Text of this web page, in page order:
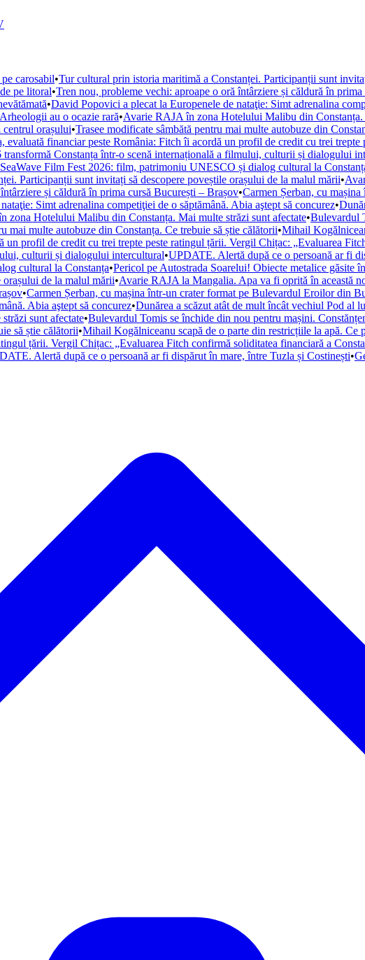
carosabil•Tur cultural prin istoria maritimă a Constanței. Participanții sunt
pe litoral•Tren nou, probleme vechi: aproape o oră întârziere și căldură în
•David Popovici a plecat la Europenele de nataţie: Simt adrenalina
au o ocazie rară•Avarie RAJA în zona Hotelului Malibu din Constanța.
orașului•Trasee modificate sâmbătă pentru mai multe autobuze din
evaluată financiar peste România: Fitch îi acordă un profil de credit cu trei
transformă Constanța într-o scenă internațională a filmului, culturii și dialogului
Film Fest 2026: film, patrimoniu UNESCO și dialog cultural la
Participanții sunt invitați să descopere poveștile orașului de la malul mării•
și căldură în prima cursă București – Brașov•Carmen Șerban, cu
Simt adrenalina competiţiei de o săptămână. Abia aştept să concurez•
zona Hotelului Malibu din Constanța. Mai multe străzi sunt afectate•Bulevardul
mai multe autobuze din Constanța. Ce trebuie să știe călătorii•Mihail
un profil de credit cu trei trepte peste ratingul țării. Vergil Chițac: „Evaluarea
culturii și dialogului intercultural•UPDATE. Alertă după ce o persoană ar fi
cultural la Constanța•Pericol pe Autostrada Soarelui! Obiecte metalice găsite
orașului de la malul mării•Avarie RAJA la Mangalia. Apa va fi oprită în această
•Carmen Șerban, cu mașina într-un crater format pe Bulevardul Eroilor din
Abia aştept să concurez•Dunărea a scăzut atât de mult încât vechiul Pod al
sunt afectate•Bulevardul Tomis se închide din nou pentru mașini.
să știe călătorii•Mihail Kogălniceanu scapă de o parte din restricțiile la apă. Ce
țării. Vergil Chițac: „Evaluarea Fitch confirmă soliditatea financiară a
Alertă după ce o persoană ar fi dispărut în mare, între Tuzla și Costinești•